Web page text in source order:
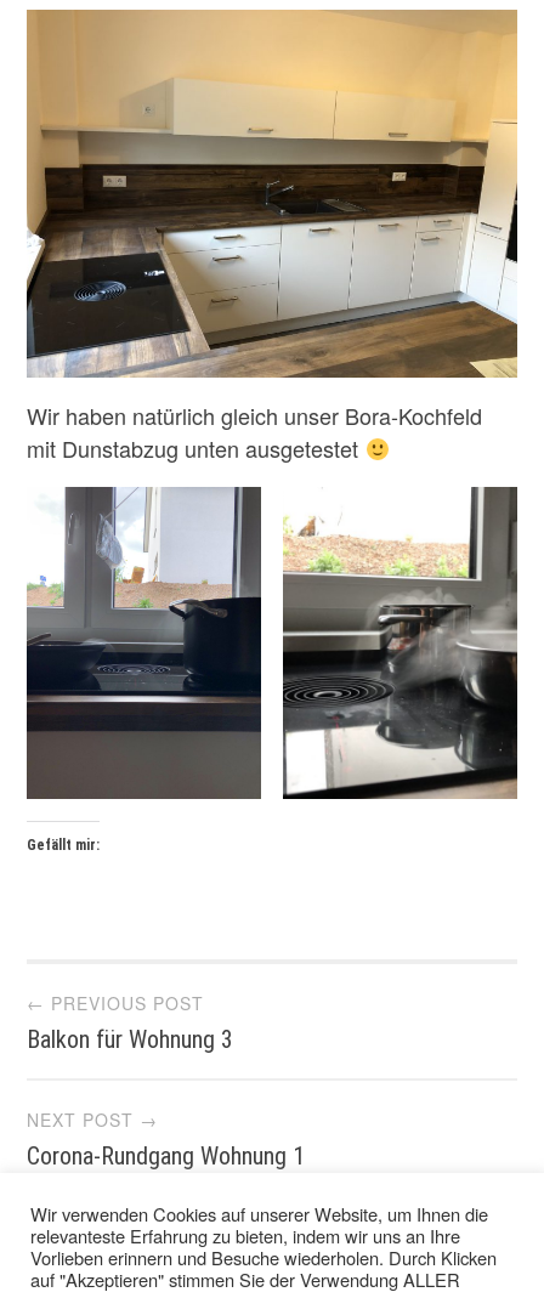
Wir haben natürlich gleich unser Bora-Kochfeld
mit Dunstabzug unten ausgetestet
Gefällt mir:
Post
navigation
← PREVIOUS POST
Balkon für Wohnung 3
NEXT POST →
Corona-Rundgang Wohnung 1
Wir verwenden Cookies auf unserer Website, um Ihnen die
relevanteste Erfahrung zu bieten, indem wir uns an Ihre
Vorlieben erinnern und Besuche wiederholen. Durch Klicken
auf "Akzeptieren" stimmen Sie der Verwendung ALLER